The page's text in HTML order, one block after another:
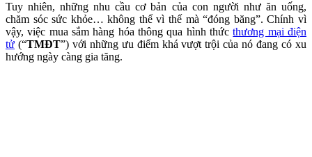
Tuy nhiên, những nhu cầu cơ bản của con người như ăn uống,
chăm sóc sức khỏe… không thể vì thế mà “đóng băng”. Chính vì
vậy, việc mua sắm hàng hóa thông qua hình thứcthương mại điện
tử (“TMĐT”) với những ưu điểm khá vượt trội của nó đang có xu
hướng ngày càng gia tăng.